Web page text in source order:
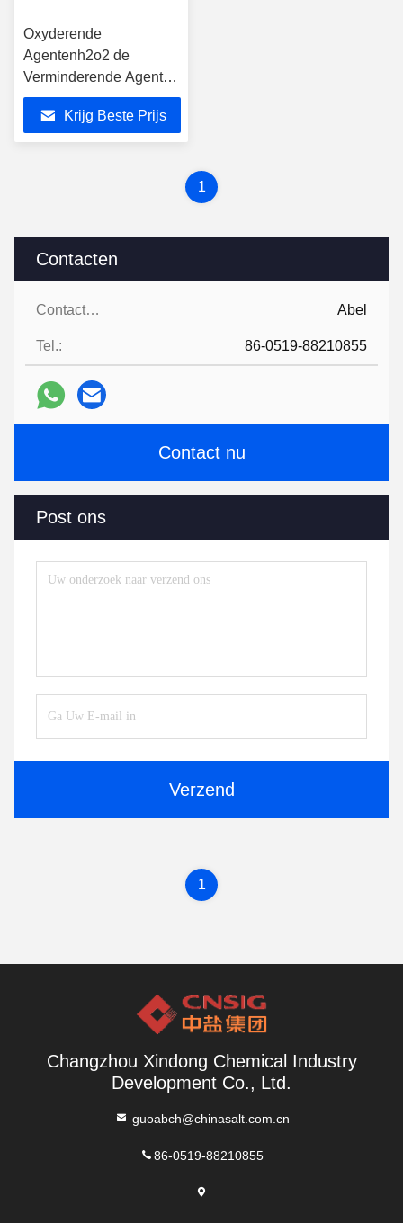
Contacten
Contacten: Abel
Tel.: 86-0519-88210855
Contact nu
Post ons
Verzend
Oxyderende
Agentenh2o2 de
Verminderende Agent
van Cas No 7722-84-1
Krijg Beste Prijs
1
1
Changzhou Xindong Chemical Industry
Development Co., Ltd.
guoabch@chinasalt.com.cn
86-0519-88210855